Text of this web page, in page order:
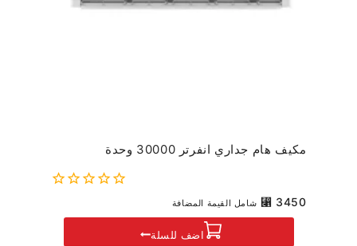
مكيف هام جداري انفرتر 30000 وحدة
⃁ 3450 شامل القيمة المضافة
اضف للسلة